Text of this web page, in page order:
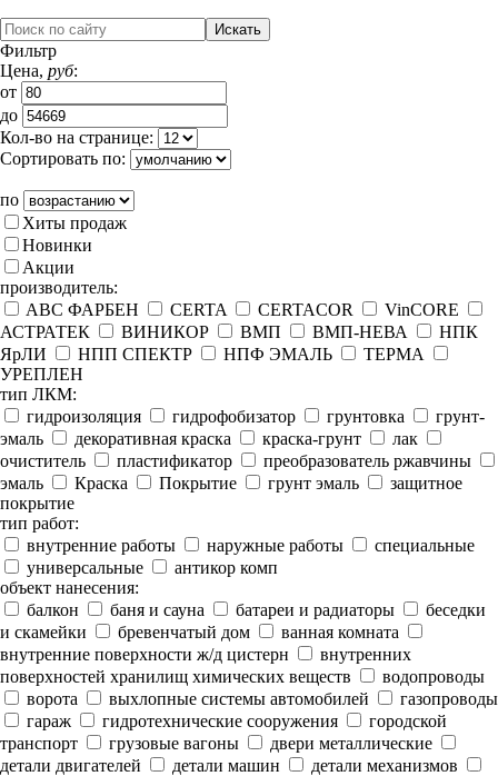
Фильтр
Цена, руб:
от
до
Кол-во на странице:
Сортировать по:
по
Хиты продаж
Новинки
Акции
производитель:
ABC ФАРБЕН
CERTA CERTACOR
VinCORE
АСТРАТЕК
ВИНИКОР ВМП ВМП-НЕВА
НПК
ЯрЛИ
НПП СПЕКТР НПФ ЭМАЛЬ
ТЕРМА
УРЕПЛЕН
тип ЛКМ:
гидроизоляция
гидрофобизатор грунтовка
грунт-
эмаль
декоративная краска краска-грунт
лак
очиститель
пластификатор
преобразователь ржавчины
эмаль
Краска Покрытие грунт эмаль
защитное
покрытие
тип работ:
внутренние работы
наружные работы
специальные
универсальные
антикор комп
объект нанесения:
балкон
баня и сауна батареи и радиаторы
беседки
и скамейки
бревенчатый дом
ванная комната
внутренние поверхности ж/д цистерн
внутренних
поверхностей хранилищ химических веществ
водопроводы
ворота
выхлопные системы автомобилей
газопроводы
гараж
гидротехнические сооружения
городской
транспорт
грузовые вагоны
двери металлические
детали двигателей
детали машин
детали механизмов